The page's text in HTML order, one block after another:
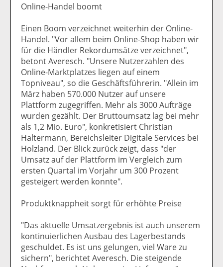
Online-Handel boomt
Einen Boom verzeichnet weiterhin der Online-
Handel. "Vor allem beim Online-Shop haben wir
für die Händler Rekordumsätze verzeichnet",
betont Averesch. "Unsere Nutzerzahlen des
Online-Marktplatzes liegen auf einem
Topniveau", so die Geschäftsführerin. "Allein im
März haben 570.000 Nutzer auf unsere
Plattform zugegriffen. Mehr als 3000 Aufträge
wurden gezählt. Der Bruttoumsatz lag bei mehr
als 1,2 Mio. Euro", konkretisiert Christian
Haltermann, Bereichsleiter Digitale Services bei
Holzland. Der Blick zurück zeigt, dass "der
Umsatz auf der Plattform im Vergleich zum
ersten Quartal im Vorjahr um 300 Prozent
gesteigert werden konnte".
Produktknappheit sorgt für erhöhte Preise
"Das aktuelle Umsatzergebnis ist auch unserem
kontinuierlichen Ausbau des Lagerbestands
geschuldet. Es ist uns gelungen, viel Ware zu
sichern", berichtet Averesch. Die steigende